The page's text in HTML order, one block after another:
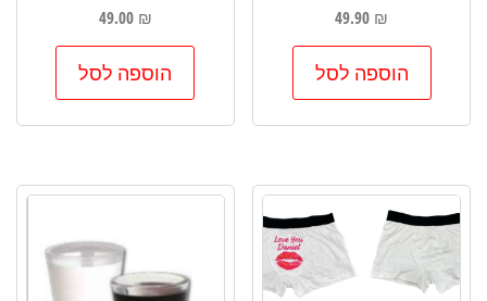
49.90 ₪
הוספה לסל
49.00 ₪
הוספה לסל